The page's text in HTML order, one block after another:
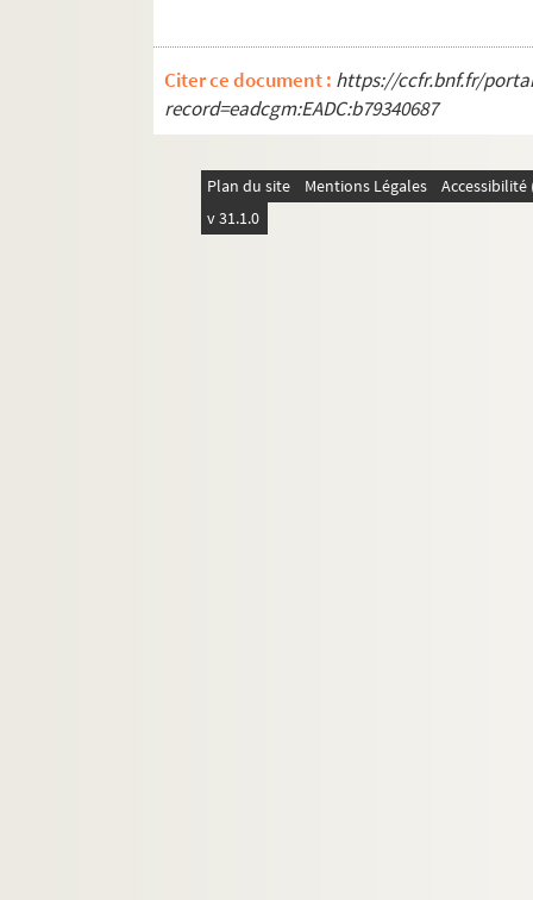
Citer ce document : https://ccfr.bnf.fr/
record=eadcgm:EADC:b79340687
Plan du site Mentions Légales
v 31.1.0